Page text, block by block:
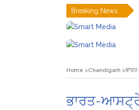
Breaking News
Home Chandigarh
ਭਾਰਤ-